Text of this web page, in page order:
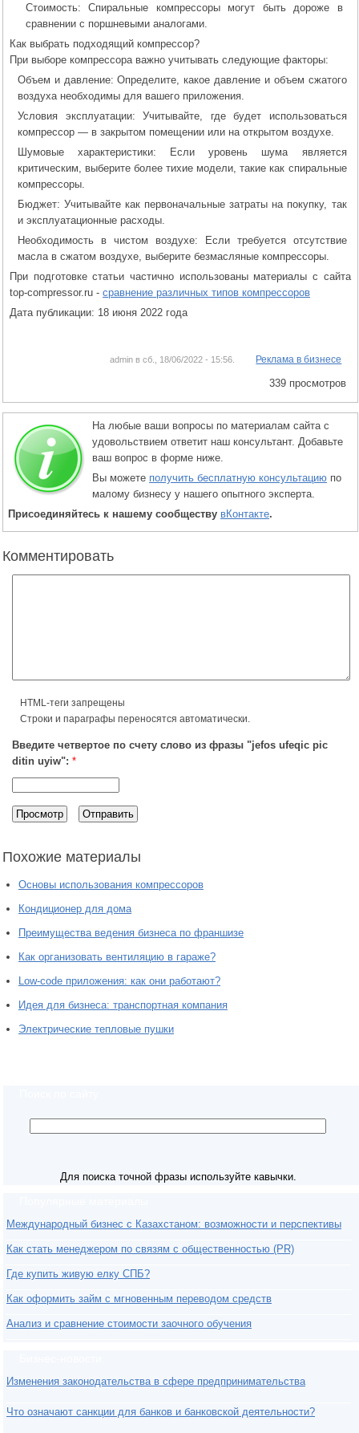
Стоимость: Спиральные компрессоры могут быть дороже в
сравнении с поршневыми аналогами.
Как выбрать подходящий компрессор?
При выборе компрессора важно учитывать следующие факторы:
Объем и давление: Определите, какое давление и объем сжатого
воздуха необходимы для вашего приложения.
Условия эксплуатации: Учитывайте, где будет использоваться
компрессор — в закрытом помещении или на открытом воздухе.
Шумовые характеристики: Если уровень шума является
критическим, выберите более тихие модели, такие как спиральные
компрессоры.
Бюджет: Учитывайте как первоначальные затраты на покупку, так
и эксплуатационные расходы.
Необходимость в чистом воздухе: Если требуется отсутствие
масла в сжатом воздухе, выберите безмасляные компрессоры.
При подготовке статьи частично использованы материалы с сайта
top-compressor.ru - сравнение различных типов компрессоров
Дата публикации: 18 июня 2022 года
admin в сб., 18/06/2022 - 15:56. Реклама в бизнесе
339 просмотров
На любые ваши вопросы по материалам сайта с
удовольствием ответит наш консультант. Добавьте
ваш вопрос в форме ниже.
Вы можете получить бесплатную консультацию по
малому бизнесу у нашего опытного эксперта.
Присоединяйтесь к нашему сообществу вКонтакте.
Комментировать
HTML-теги запрещены
Строки и параграфы переносятся автоматически.
Введите четвертое по счету слово из фразы "jefos ufeqic pic
ditin uyiw": *
Похожие материалы
Основы использования компрессоров
Кондиционер для дома
Преимущества ведения бизнеса по франшизе
Как организовать вентиляцию в гараже?
Low-code приложения: как они работают?
Идея для бизнеса: транспортная компания
Электрические тепловые пушки
Для поиска точной фразы используйте кавычки.
Международный бизнес с Казахстаном: возможности и перспективы
Как стать менеджером по связям с общественностью (PR)
Где купить живую елку СПБ?
Как оформить займ с мгновенным переводом средств
Анализ и сравнение стоимости заочного обучения
Изменения законодательства в сфере предпринимательства
Что означают санкции для банков и банковской деятельности?